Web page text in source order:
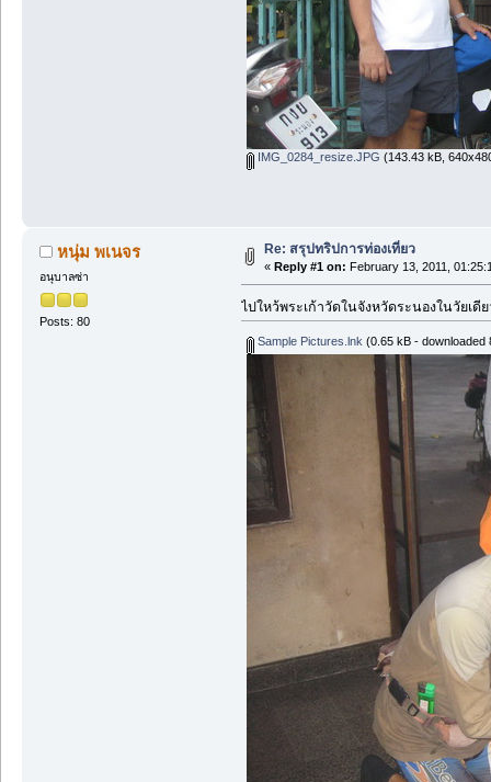
IMG_0284_resize.JPG (143.43 kB,
หนุ่ม พเนจร
อนุบาลซ่า
Posts: 80
Re: สรุปทริปการท่องเที่ยว
« Reply #1 on: February 13, 2011,
ไปใหว้พระเก้าวัดในจังหวัดระนองในวัยเดี
Sample Pictures.lnk (0.65 kB - downloaded